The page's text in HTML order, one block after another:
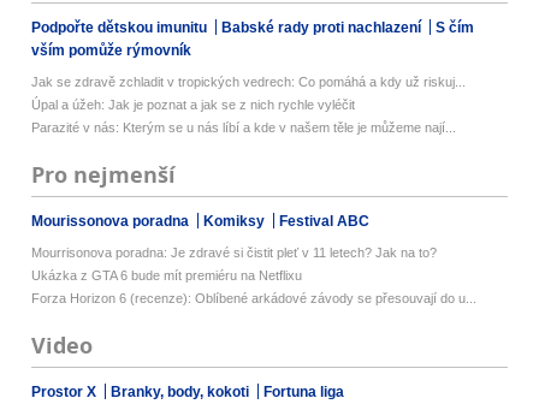
Podpořte dětskou imunitu Babské rady proti nachlazení
S čím
vším pomůže rýmovník
Jak se zdravě zchladit v tropických vedrech: Co pomáhá a kdy už riskuj...
Úpal a úžeh: Jak je poznat a jak se z nich rychle vyléčit
Parazité v nás: Kterým se u nás líbí a kde v našem těle je můžeme nají...
Pro nejmenší
Mourissonova poradna Komiksy Festival ABC
Mourrisonova poradna: Je zdravé si čistit pleť v 11 letech? Jak na to?
Ukázka z GTA 6 bude mít premiéru na Netflixu
Forza Horizon 6 (recenze): Oblíbené arkádové závody se přesouvají do u...
Video
Prostor X Branky, body, kokoti Fortuna liga